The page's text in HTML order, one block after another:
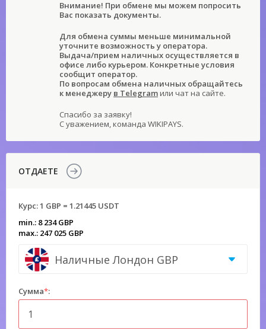
Внимание! При обмене мы можем попросить
Вас показать документы.
Для обмена суммы меньше минимальной
уточните возможность у оператора.
Выдача/прием наличных осуществляется в
офисе либо курьером. Конкретные условия
сообщит оператор.
По вопросам обмена наличных обращайтесь
к менеджеру в Telegram или чат на сайте.
Спасибо за заявку!
С уважением, команда WIKIPAYS.
ОТДАЕТЕ
Курс:1 GBP = 1.21445 USDT
min.: 8 234 GBP
max.: 247 025 GBP
Наличные Лондон GBP
Сумма*: